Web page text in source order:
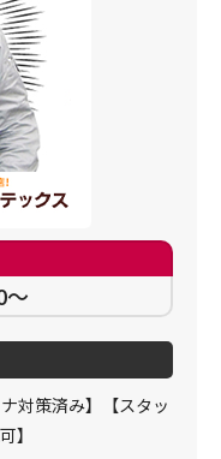
～
対策済み】【スタッ
】